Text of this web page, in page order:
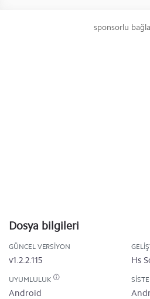
sponsorlu
Dosya bilgileri
GÜNCEL VERSIYON
v1.2.2.115 Hs
UYUMLULUK
Android